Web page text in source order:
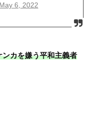
May 6, 2022
ンカを嫌う平和主義者